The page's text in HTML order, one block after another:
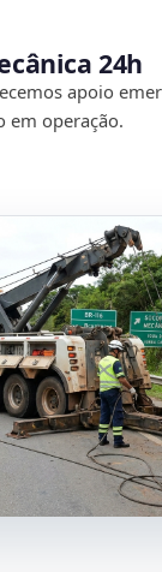
24h
apoio
em operação.